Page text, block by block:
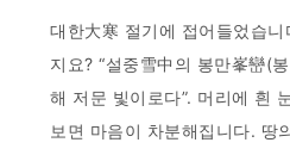
대한大寒 절기에 접어들었습
지요? “설중雪中의 봉만峯巒(
해 저문 빛이로다”. 머리에 흰
보면 마음이 차분해집니다. 땅